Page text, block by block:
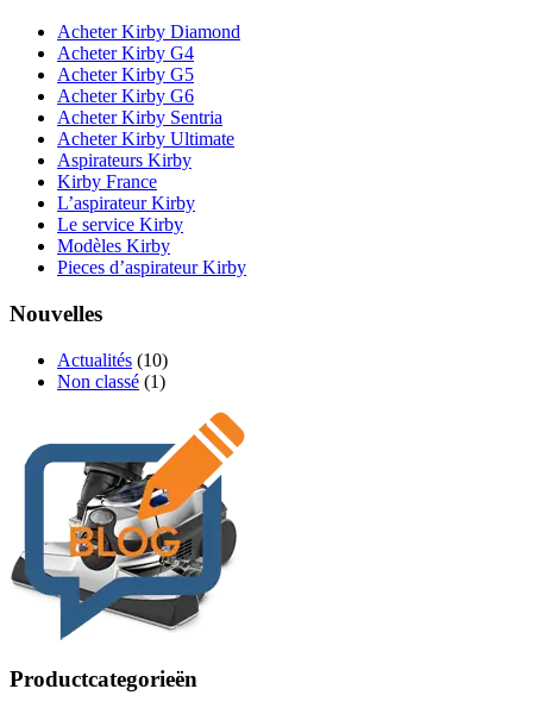
Acheter Kirby Diamond
Acheter Kirby G4
Acheter Kirby G5
Acheter Kirby G6
Acheter Kirby Sentria
Acheter Kirby Ultimate
Aspirateurs Kirby
Kirby France
L’aspirateur Kirby
Le service Kirby
Modèles Kirby
Pieces d’aspirateur Kirby
Nouvelles
Actualités (10)
Non classé (1)
Productcategorieën